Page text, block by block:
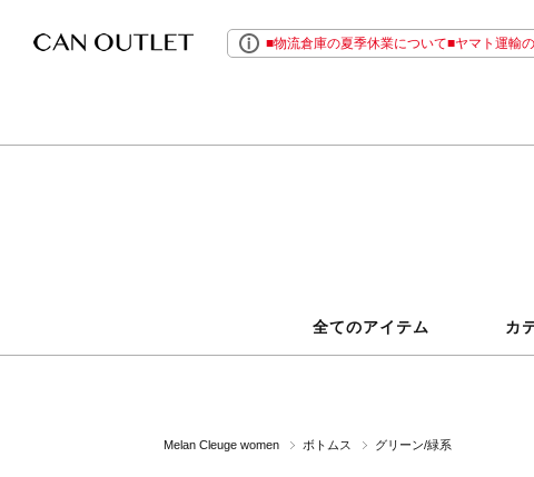
■物流倉庫の夏季休業について■ヤマト運輸
全てのアイテム カ
Melan Cleuge women ボトムス グリーン/緑系